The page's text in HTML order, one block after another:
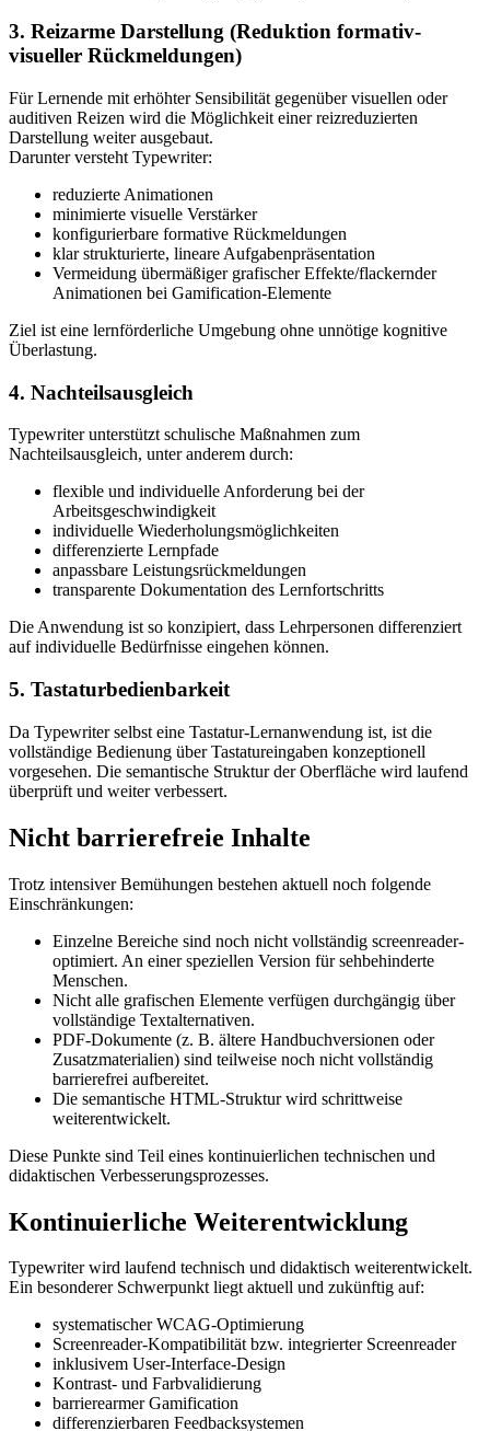
3. Reizarme Darstellung (Reduktion formativ-
visueller Rückmeldungen)
Für Lernende mit erhöhter Sensibilität gegenüber visuellen oder
auditiven Reizen wird die Möglichkeit einer reizreduzierten
Darstellung weiter ausgebaut.
Darunter versteht Typewriter:
reduzierte Animationen
minimierte visuelle Verstärker
konfigurierbare formative Rückmeldungen
klar strukturierte, lineare Aufgabenpräsentation
Vermeidung übermäßiger grafischer Effekte/flackernder
Animationen bei Gamification-Elemente
Ziel ist eine lernförderliche Umgebung ohne unnötige kognitive
Überlastung.
4. Nachteilsausgleich
Typewriter unterstützt schulische Maßnahmen zum
Nachteilsausgleich, unter anderem durch:
flexible und individuelle Anforderung bei der
Arbeitsgeschwindigkeit
individuelle Wiederholungsmöglichkeiten
differenzierte Lernpfade
anpassbare Leistungsrückmeldungen
transparente Dokumentation des Lernfortschritts
Die Anwendung ist so konzipiert, dass Lehrpersonen differenziert
auf individuelle Bedürfnisse eingehen können.
5. Tastaturbedienbarkeit
Da Typewriter selbst eine Tastatur-Lernanwendung ist, ist die
vollständige Bedienung über Tastatureingaben konzeptionell
vorgesehen. Die semantische Struktur der Oberfläche wird laufend
überprüft und weiter verbessert.
Nicht barrierefreie Inhalte
Trotz intensiver Bemühungen bestehen aktuell noch folgende
Einschränkungen:
Einzelne Bereiche sind noch nicht vollständig screenreader-
optimiert. An einer speziellen Version für sehbehinderte
Menschen.
Nicht alle grafischen Elemente verfügen durchgängig über
vollständige Textalternativen.
PDF-Dokumente (z. B. ältere Handbuchversionen oder
Zusatzmaterialien) sind teilweise noch nicht vollständig
barrierefrei aufbereitet.
Die semantische HTML-Struktur wird schrittweise
weiterentwickelt.
Diese Punkte sind Teil eines kontinuierlichen technischen und
didaktischen Verbesserungsprozesses.
Kontinuierliche Weiterentwicklung
Typewriter wird laufend technisch und didaktisch weiterentwickelt.
Ein besonderer Schwerpunkt liegt aktuell und zukünftig auf:
systematischer WCAG-Optimierung
Screenreader-Kompatibilität bzw. integrierter Screenreader
inklusivem User-Interface-Design
Kontrast- und Farbvalidierung
barrierearmer Gamification
differenzierbaren Feedbacksystemen